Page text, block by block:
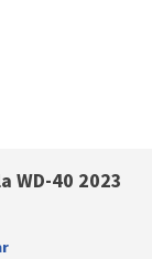
WD-40 2023